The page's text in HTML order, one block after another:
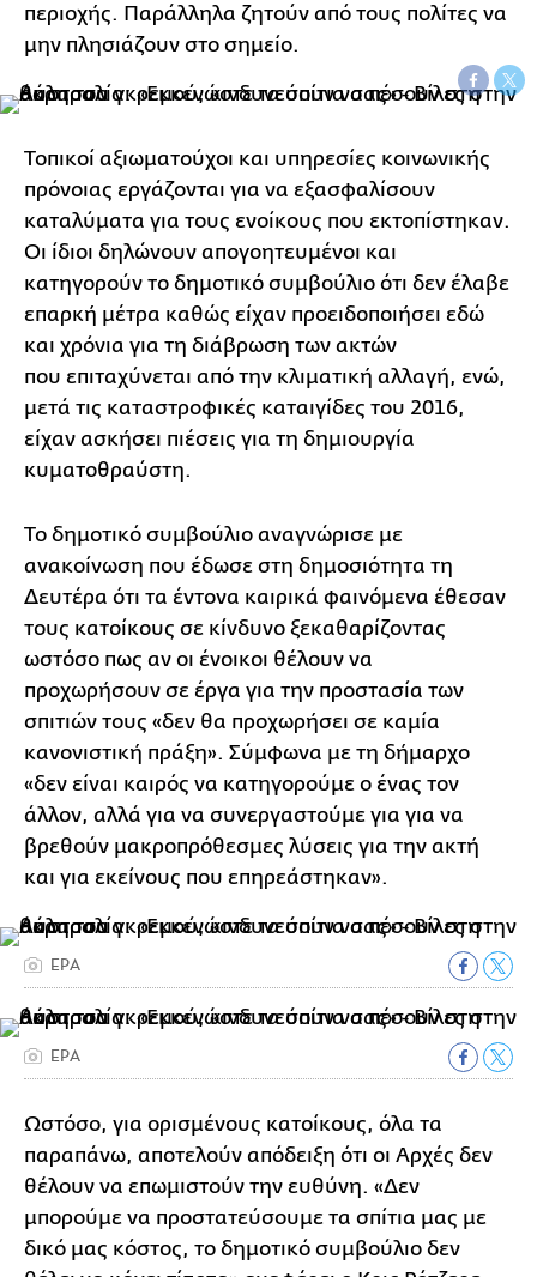
περιοχής. Παράλληλα ζητούν από τους πολίτες να
μην πλησιάζουν στο σημείο.
Τοπικοί αξιωματούχοι και υπηρεσίες κοινωνικής
πρόνοιας εργάζονται για να εξασφαλίσουν
καταλύματα για τους ενοίκους που εκτοπίστηκαν.
Οι ίδιοι δηλώνουν απογοητευμένοι και
κατηγορούν το δημοτικό συμβούλιο ότι δεν έλαβε
επαρκή μέτρα καθώς είχαν προειδοποιήσει εδώ
και χρόνια για τη διάβρωση των ακτών
που επιταχύνεται από την κλιματική αλλαγή, ενώ,
μετά τις καταστροφικές καταιγίδες του 2016,
είχαν ασκήσει πιέσεις για τη δημιουργία
κυματοθραύστη.
Το δημοτικό συμβούλιο αναγνώρισε με
ανακοίνωση που έδωσε στη δημοσιότητα τη
Δευτέρα ότι τα έντονα καιρικά φαινόμενα έθεσαν
τους κατοίκους σε κίνδυνο ξεκαθαρίζοντας
ωστόσο πως αν οι ένοικοι θέλουν να
προχωρήσουν σε έργα για την προστασία των
σπιτιών τους «δεν θα προχωρήσει σε καμία
κανονιστική πράξη». Σύμφωνα με τη δήμαρχο
«δεν είναι καιρός να κατηγορούμε ο ένας τον
άλλον, αλλά για να συνεργαστούμε για για να
βρεθούν μακροπρόθεσμες λύσεις για την ακτή
και για εκείνους που επηρεάστηκαν».
ΕΡΑ
ΕΡΑ
Ωστόσο, για ορισμένους κατοίκους, όλα τα
παραπάνω, αποτελούν απόδειξη ότι οι Αρχές δεν
θέλουν να επωμιστούν την ευθύνη. «Δεν
μπορούμε να προστατεύσουμε τα σπίτια μας με
δικό μας κόστος, το δημοτικό συμβούλιο δεν